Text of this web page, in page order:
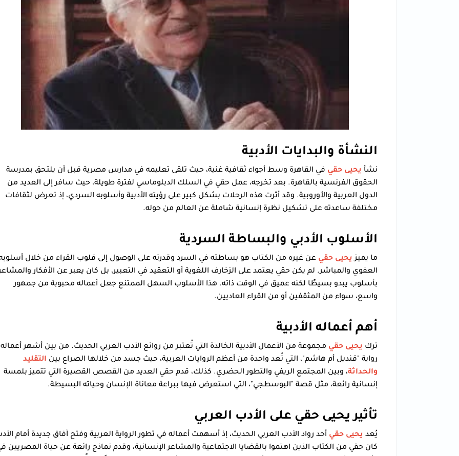
النشأة والبدايات الأدبية
نشأ يحيى حقي في القاهرة وسط أجواء ثقافية غنية، حيث تلقى تعليمه في مدارس مصرية قبل أن يلتحق بمدرسة
الحقوق الفرنسية بالقاهرة. بعد تخرجه، عمل حقي في السلك الدبلوماسي لفترة طويلة، حيث سافر إلى العديد من
الدول العربية والأوروبية. وقد أثرت هذه الرحلات بشكل كبير على رؤيته الأدبية وأسلوبه السردي، إذ تعرض لثقافات
مختلفة ساعدته على تشكيل نظرة إنسانية شاملة عن العالم من حوله.
الأسلوب الأدبي والبساطة السردية
ما يميز يحيى حقي عن غيره من الكتاب هو بساطته في السرد وقدرته على الوصول إلى قلوب القراء من خلال
العفوي والمباشر. لم يكن حقي يعتمد على الزخارف اللغوية أو التعقيد في التعبير، بل كان يعبر عن الأفكار
بأسلوب يبدو بسيطًا لكنه عميق في الوقت ذاته. هذا الأسلوب السهل الممتنع جعل أعماله محبوبة من جمهور
واسع، سواء من المثقفين أو من القراء العاديين.
أهم أعماله الأدبية
ترك يحيى حقي مجموعة من الأعمال الأدبية الخالدة التي تُعتبر من روائع الأدب العربي الحديث. من بين أشهر أعماله
رواية "قنديل أم هاشم"، التي تُعد واحدة من أعظم الروايات العربية، حيث جسد من خلالها الصراع بين التقليد
والحداثة، وبين المجتمع الريفي والتطور الحضري. كذلك، قدم حقي العديد من القصص القصيرة التي تتميز بلمسة
إنسانية رائعة، مثل قصة "البوسطجي"، التي استعرض فيها ببراعة معاناة الإنسان وحياته البسيطة.
تأثير يحيى حقي على الأدب العربي
يُعد يحيى حقي أحد رواد الأدب العربي الحديث، إذ أسهمت أعماله في تطور الرواية العربية وفتح آفاق جديدة أمام
كان حقي من الكتاب الذين اهتموا بالقضايا الاجتماعية والمشاعر الإنسانية، وقدم نماذج رائعة عن حياة المصريين